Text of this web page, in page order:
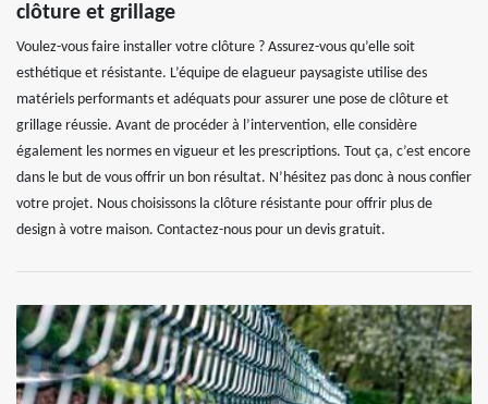
clôture et grillage
Voulez-vous faire installer votre clôture ? Assurez-vous qu’elle soit
esthétique et résistante. L’équipe de elagueur paysagiste utilise des
matériels performants et adéquats pour assurer une pose de clôture et
grillage réussie. Avant de procéder à l’intervention, elle considère
également les normes en vigueur et les prescriptions. Tout ça, c’est encore
dans le but de vous offrir un bon résultat. N’hésitez pas donc à nous confier
votre projet. Nous choisissons la clôture résistante pour offrir plus de
design à votre maison. Contactez-nous pour un devis gratuit.